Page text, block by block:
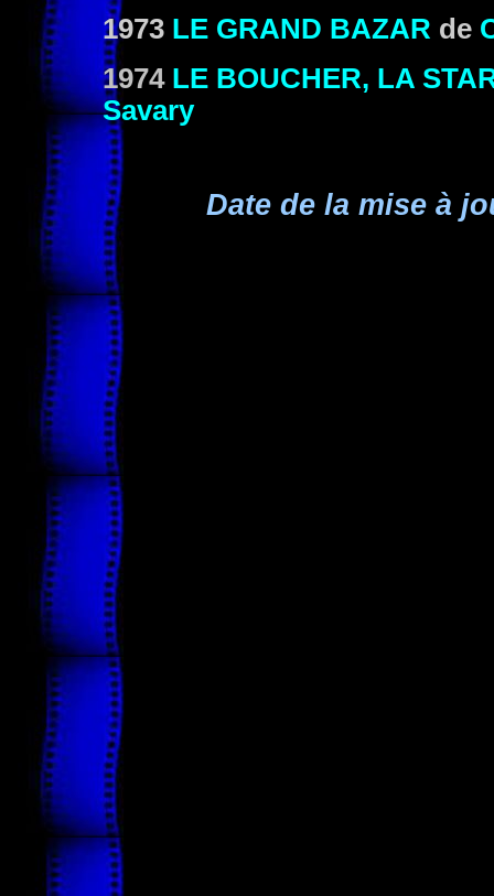
1973 LE GRAND BAZAR de
1974 LE BOUCHER, LA
Savary
Date de la mise à